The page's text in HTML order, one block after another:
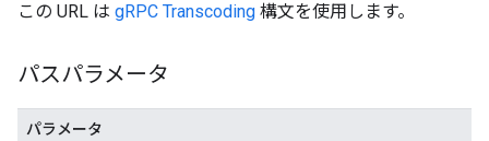
この URL は gRPC Transcoding 構文を使用します。
パスパラメータ
パラメータ